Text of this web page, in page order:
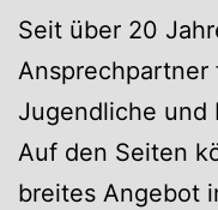
Seit über 20
Jugendliche und
Auf den Seiten
breites Angebot